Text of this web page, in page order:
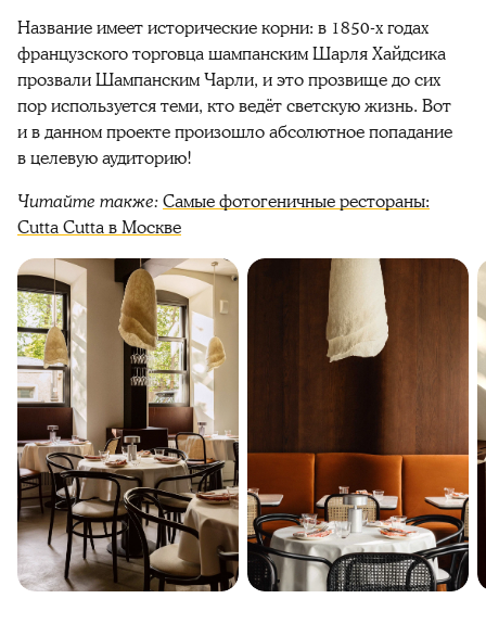
Название имеет исторические корни: в 1850-х годах
французского торговца шампанским Шарля Хайдсика
прозвали Шампанским Чарли, и это прозвище до сих
пор используется теми, кто ведёт светскую жизнь. Вот
и в данном проекте произошло абсолютное попадание
в целевую аудиторию!
Читайте также:Самые фотогеничные рестораны:
Cutta Cutta в Москве